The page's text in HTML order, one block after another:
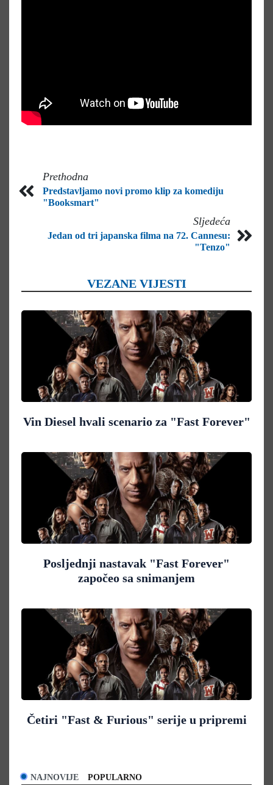
Prethodna
Predstavljamo novi promo klip za komediju
"Booksmart"
Sljedeća
Jedan od tri japanska filma na 72. Cannesu:
"Tenzo"
VEZANE VIJESTI
Vin Diesel hvali scenario za "Fast Forever"
Posljednji nastavak "Fast Forever"
započeo sa snimanjem
Četiri "Fast & Furious" serije u pripremi
NAJNOVIJE POPULARNO